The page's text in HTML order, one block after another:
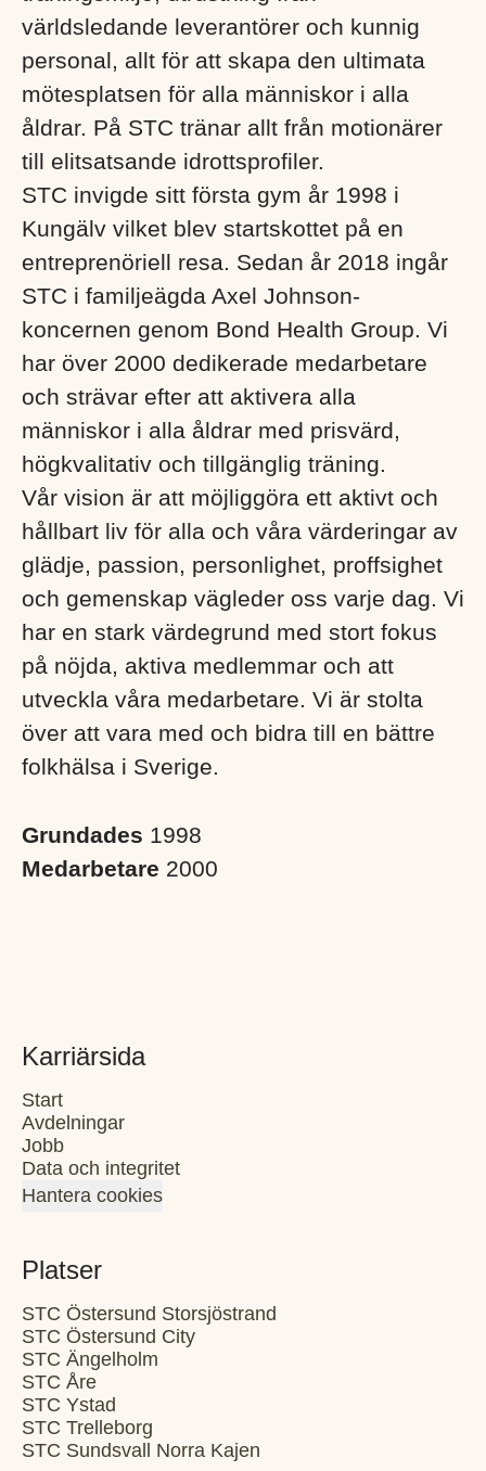
världsledande leverantörer och kunnig
personal, allt för att skapa den ultimata
mötesplatsen för alla människor i alla
åldrar. På STC tränar allt från motionärer
till elitsatsande idrottsprofiler.
STC invigde sitt första gym år 1998 i
Kungälv vilket blev startskottet på en
entreprenöriell resa. Sedan år 2018 ingår
STC i familjeägda Axel Johnson-
koncernen genom Bond Health Group. Vi
har över 2000 dedikerade medarbetare
och strävar efter att aktivera alla
människor i alla åldrar med prisvärd,
högkvalitativ och tillgänglig träning.
Vår vision är att möjliggöra ett aktivt och
hållbart liv för alla och våra värderingar av
glädje, passion, personlighet, proffsighet
och gemenskap vägleder oss varje dag. Vi
har en stark värdegrund med stort fokus
på nöjda, aktiva medlemmar och att
utveckla våra medarbetare. Vi är stolta
över att vara med och bidra till en bättre
folkhälsa i Sverige. ​
Grundades 1998
Medarbetare 2000
Karriärsida
Start
Avdelningar
Jobb
Data och integritet
Hantera cookies
Platser
STC Östersund Storsjöstrand
STC Östersund City
STC Ängelholm
STC Åre
STC Ystad
STC Trelleborg
STC Sundsvall Norra Kajen